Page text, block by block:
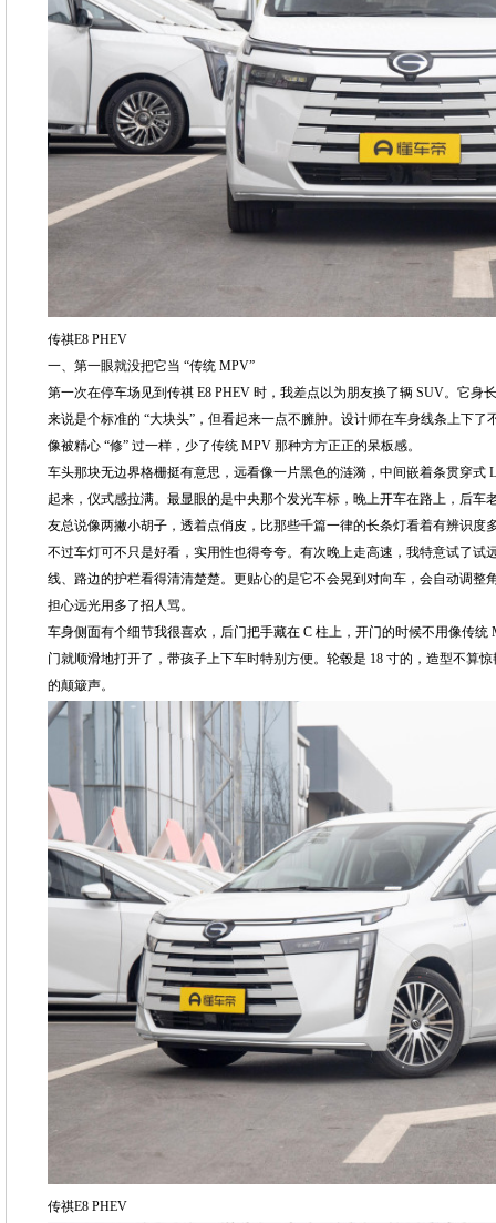
传祺E8 PHEV
一、第一眼就没把它当 “传统 MPV”
第一次在停车场见到传祺 E8 PHEV 时，我差点以为朋友换了辆 SUV。它身
来说是个标准的 “大块头”，但看起来一点不臃肿。设计师在车身线条上下
像被精心 “修” 过一样，少了传统 MPV 那种方方正正的呆板感。
车头那块无边界格栅挺有意思，远看像一片黑色的涟漪，中间嵌着条贯穿式
起来，仪式感拉满。最显眼的是中央那个发光车标，晚上开车在路上，后车
友总说像两撇小胡子，透着点俏皮，比那些千篇一律的长条灯看着有辨识度
不过车灯可不只是好看，实用性也得夸夸。有次晚上走高速，我特意试了试
线、路边的护栏看得清清楚楚。更贴心的是它不会晃到对向车，会自动调整
担心远光用多了招人骂。
车身侧面有个细节我很喜欢，后门把手藏在 C 柱上，开门的时候不用像传
门就顺滑地打开了，带孩子上下车时特别方便。轮毂是 18 寸的，造型不算
的颠簸声。
传祺E8 PHEV